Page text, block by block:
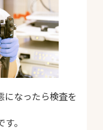
になったら検査を
。